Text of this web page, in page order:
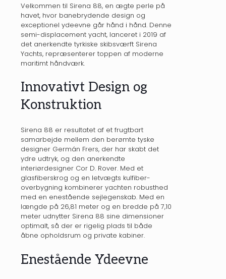
Velkommen til Sirena 88, en ægte perle på
havet, hvor banebrydende design og
exceptionel ydeevne går hånd i hånd. Denne
semi-displacement yacht, lanceret i 2019 af
det anerkendte tyrkiske skibsværft Sirena
Yachts, repræsenterer toppen af moderne
maritimt håndværk.
Innovativt Design og
Konstruktion
Sirena 88 er resultatet af et frugtbart
samarbejde mellem den berømte tyske
designer Germán Frers, der har skabt det
ydre udtryk, og den anerkendte
interiørdesigner Cor D. Rover. Med et
glasfiberskrog og en letvægts kulfiber-
overbygning kombinerer yachten robusthed
med en enestående sejlegenskab. Med en
længde på 26,81 meter og en bredde på 7,10
meter udnytter Sirena 88 sine dimensioner
optimalt, så der er rigelig plads til både
åbne opholdsrum og private kabiner.
Enestående Ydeevne